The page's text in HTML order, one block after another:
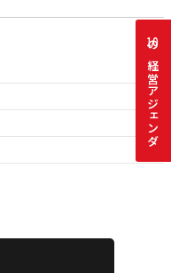
10
の経営アジェンダ